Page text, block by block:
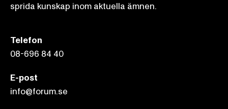
sprida kunskap inom aktuella ämnen.
Telefon
08-696 84 40
E-post
info@forum.se